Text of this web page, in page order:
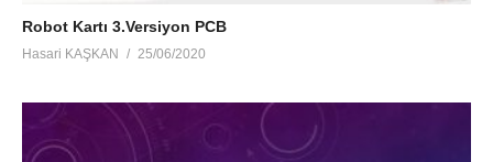
Robot Kartı 3.Versiyon PCB
Hasari KAŞKAN 25/06/2020